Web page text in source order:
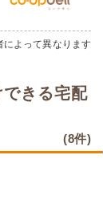
よって異なります
きる宅配
(8件)